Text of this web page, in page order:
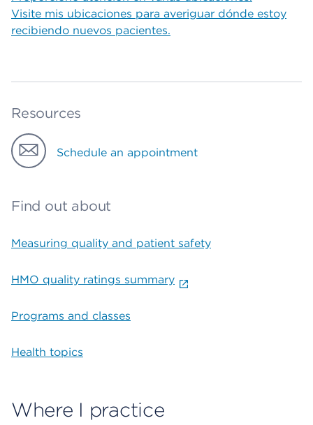
Visite mis ubicaciones para averiguar dónde estoy
recibiendo nuevos pacientes.
Resources
Schedule an appointment
Find out about
Measuring quality and patient safety
HMO quality ratings summary
Programs and classes
Health topics
Where I practice